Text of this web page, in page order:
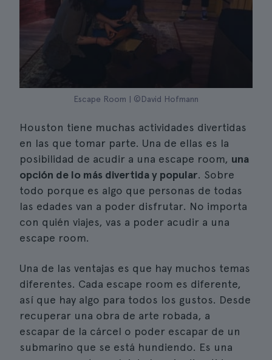
Escape Room | ©David Hofmann
Houston tiene muchas actividades divertidas
en las que tomar parte. Una de ellas es la
posibilidad de acudir a una escape room, una
opción de lo más divertida y popular. Sobre
todo porque es algo que personas de todas
las edades van a poder disfrutar. No importa
con quién viajes, vas a poder acudir a una
escape room.
Una de las ventajas es que hay muchos temas
diferentes. Cada escape room es diferente,
así que hay algo para todos los gustos. Desde
recuperar una obra de arte robada, a
escapar de la cárcel o poder escapar de un
submarino que se está hundiendo. Es una